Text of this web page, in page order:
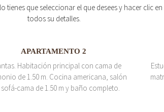
que seleccionar el que desees y hacer clic
todos su detalles.
APARTAMENTO 2
Habitación principal con cama de
de 1.50 m. Cocina americana, salón
cama de 1.50 m y baño completo.